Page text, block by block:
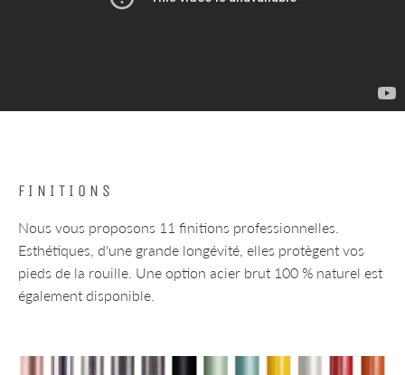
FINITIONS
Nous vous proposons 11 finitions professionnelles.
Esthétiques, d'une grande longévité, elles protègent vos
pieds de la rouille. Une option acier brut 100 % naturel est
également disponible.